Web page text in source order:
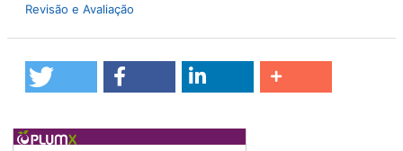
Revisão e Avaliação